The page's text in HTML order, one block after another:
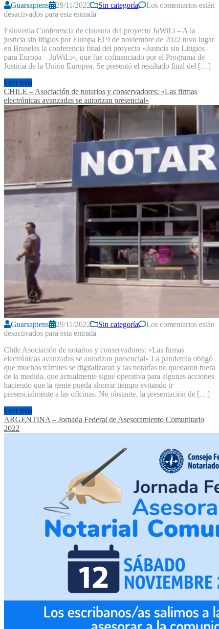
Guarsapiens 29/11/2022 Sin categoría
Los comentarios están
desactivados para esta entrada
Eslovenia Conferencia de clausura del proyecto JuWiLi – A la
justicia sin litigios por Europa El 9 de noviembre de 2022 tuvo lugar
en Bruselas la conferencia final del proyecto «Justicia sin Litigios
para Europa – JuWiLi», que fue cofinanciado por el Programa de
Justicia de la Unión Europea. Se presentó el resultado final del […]
Leer más
CHILE – Asociación de notarios y conservadores: «Las firmas
electrónicas avanzadas se autorizan presencial»
Guarsapiens 29/11/2022 Sin categoría
Los comentarios están
desactivados para esta entrada
Chile Asociación de notarios y conservadores: «Las firmas
electrónicas avanzadas se autorizan presencial» La pandemia obligó
que muchos trámites se digitalizaran y las notarías no quedaron fuera
de la medida, que actualmente sigue operativa para algunas acciones
haciendo que la gente pueda ahorrar tiempo evitando ir
presencialmente a las oficinas. No obstante, la presentación de […]
Leer más
ARGENTINA – Jornada Federal de Asesoramiento Comunitario
2022